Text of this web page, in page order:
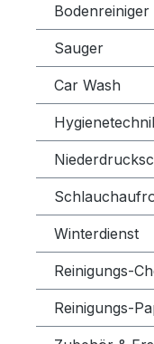
Bodenreiniger
Sauger
Car Wash
Winterdienst
Reinigungs-
Reinigungs-